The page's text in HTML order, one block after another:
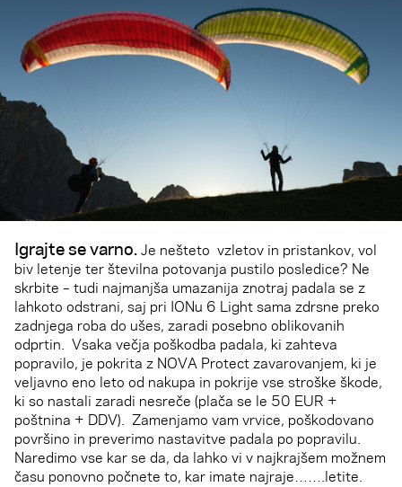
Igrajte se varno.Je nešteto vzletov in pristankov, vol
biv letenje ter številna potovanja pustilo posledice? Ne
skrbite – tudi najmanjša umazanija znotraj padala se z
lahkoto odstrani, saj pri IONu 6 Light sama zdrsne preko
zadnjega roba do ušes, zaradi posebno oblikovanih
odprtin. Vsaka večja poškodba padala, ki zahteva
popravilo, je pokrita z NOVA Protect zavarovanjem, ki je
veljavno eno leto od nakupa in pokrije vse stroške škode,
ki so nastali zaradi nesreče (plača se le 50 EUR +
poštnina + DDV). Zamenjamo vam vrvice, poškodovano
površino in preverimo nastavitve padala po popravilu.
Naredimo vse kar se da, da lahko vi v najkrajšem možnem
času ponovno počnete to, kar imate najraje…….letite.